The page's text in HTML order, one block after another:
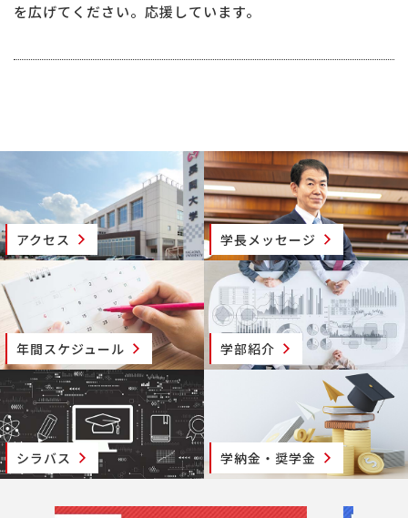
を広げてください。応援しています。
アクセス 学長メッセージ
年間スケジュール 学部紹介
シラバス 学納金・奨学金